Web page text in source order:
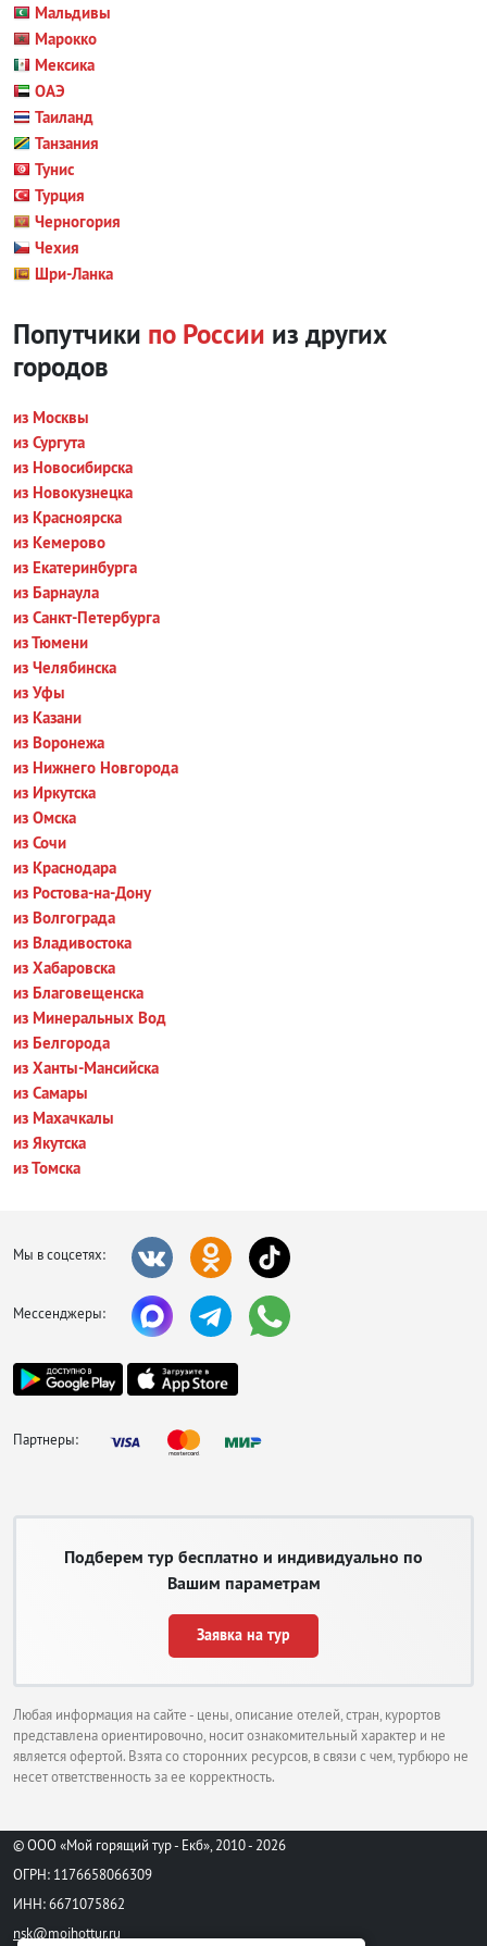
Мальдивы
Марокко
Мексика
ОАЭ
Таиланд
Танзания
Тунис
Турция
Черногория
Чехия
Шри-Ланка
Попутчики по России из других
городов
из Москвы
из Сургута
из Новосибирска
из Новокузнецка
из Красноярска
из Кемерово
из Екатеринбурга
из Барнаула
из Санкт-Петербурга
из Тюмени
из Челябинска
из Уфы
из Казани
из Воронежа
из Нижнего Новгорода
из Иркутска
из Омска
из Сочи
из Краснодара
из Ростова-на-Дону
из Волгограда
из Владивостока
из Хабаровска
из Благовещенска
из Минеральных Вод
из Белгорода
из Ханты-Мансийска
из Самары
из Махачкалы
из Якутска
из Томска
Мы в соцсетях:
Мессенджеры:
Партнеры:
Подберем тур бесплатно и индивидуально по
Вашим параметрам
Заявка на тур
Любая информация на сайте - цены, описание отелей, стран, курортов
представлена ориентировочно, носит ознакомительный характер и не
является офертой. Взята со сторонних ресурсов, в связи с чем, турбюро не
несет ответственность за ее корректность.
© ООО «Мой горящий тур - Екб», 2010 - 2026
ОГРН: 1176658066309
ИНН: 6671075862
nsk@moihottur.ru